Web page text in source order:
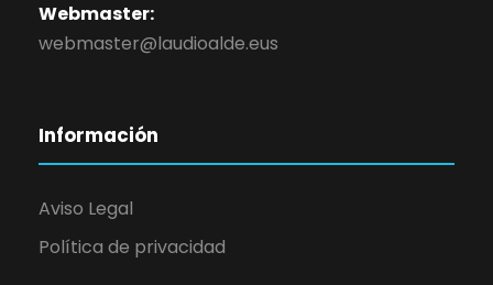
Webmaster:
webmaster@laudioalde.eus
Información
Aviso Legal
Política de privacidad